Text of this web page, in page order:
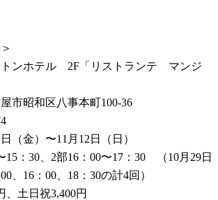
トンホテル 2F「リストランテ マンジ
市昭和区八事本町100-36
（金）〜11月12日（日）
15：30、2部16：00〜17：30 （10月29日
、16：00、18：30の計4回）
、土日祝3,400円